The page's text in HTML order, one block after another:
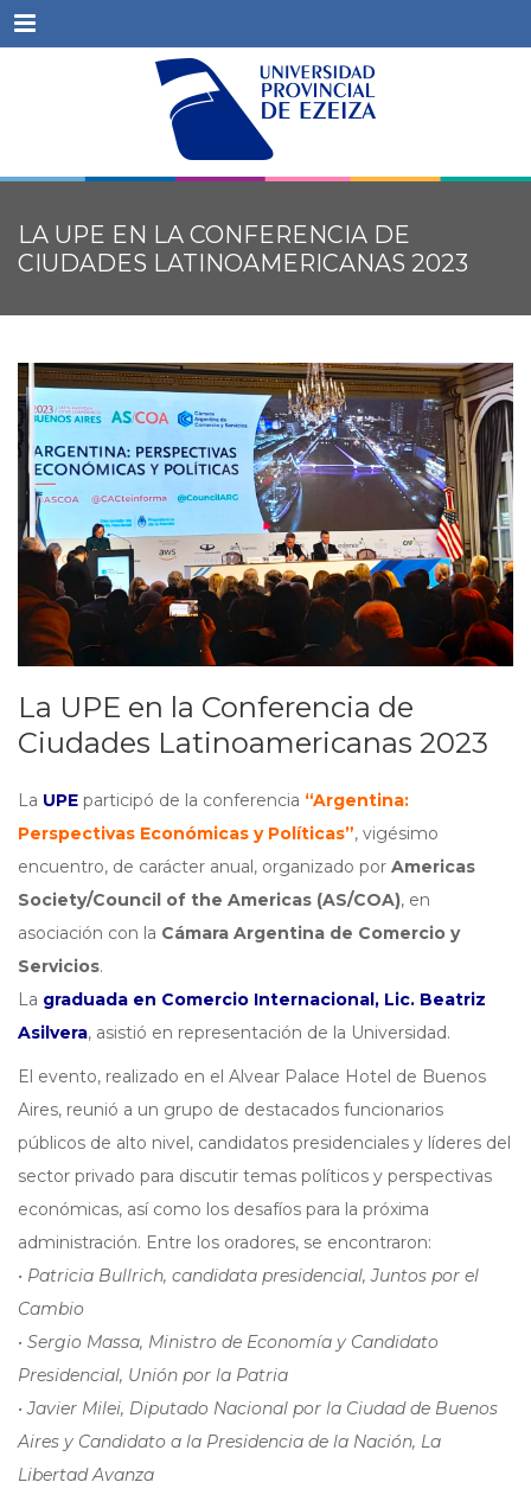
Menu
LA UPE EN LA CONFERENCIA DE
CIUDADES LATINOAMERICANAS 2023
La UPE en la Conferencia de
Ciudades Latinoamericanas 2023
La UPE participó de la conferencia “Argentina:
Perspectivas Económicas y Políticas”, vigésimo
encuentro, de carácter anual, organizado por Americas
Society/Council of the Americas (AS/COA), en
asociación con la Cámara Argentina de Comercio y
Servicios.
La graduada en Comercio Internacional, Lic. Beatriz
Asilvera, asistió en representación de la Universidad.
El evento, realizado en el Alvear Palace Hotel de Buenos
Aires, reunió a un grupo de destacados funcionarios
públicos de alto nivel, candidatos presidenciales y líderes del
sector privado para discutir temas políticos y perspectivas
económicas, así como los desafíos para la próxima
administración. Entre los oradores, se encontraron:
• Patricia Bullrich, candidata presidencial, Juntos por el
Cambio
• Sergio Massa, Ministro de Economía y Candidato
Presidencial, Unión por la Patria
• Javier Milei, Diputado Nacional por la Ciudad de Buenos
Aires y Candidato a la Presidencia de la Nación, La
Libertad Avanza